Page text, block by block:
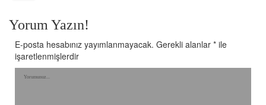
Yorum Yazın!
E-posta hesabınız yayımlanmayacak. Gerekli alanlar * ile
işaretlenmişlerdir